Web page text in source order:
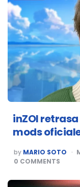
inZOI
mods
POSTED
BY
by MARIO SOTO
0 COMMENTS